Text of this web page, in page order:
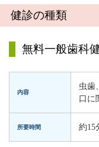
健診の種類
無料一般歯科
内容
虫歯
口に
所要時間 約15